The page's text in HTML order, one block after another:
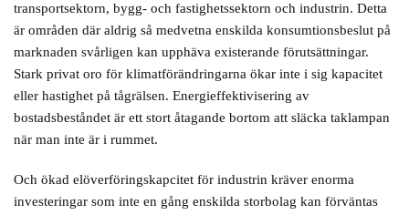
transportsektorn, bygg- och fastighetssektorn och industrin. Detta
är områden där aldrig så medvetna enskilda konsumtionsbeslut på
marknaden svårligen kan upphäva existerande förutsättningar.
Stark privat oro för klimatförändringarna ökar inte i sig kapacitet
eller hastighet på tågrälsen. Energieffektivisering av
bostadsbeståndet är ett stort åtagande bortom att släcka taklampan
när man inte är i rummet.
Och ökad elöverföringskapcitet för industrin kräver enorma
investeringar som inte en gång enskilda storbolag kan förväntas